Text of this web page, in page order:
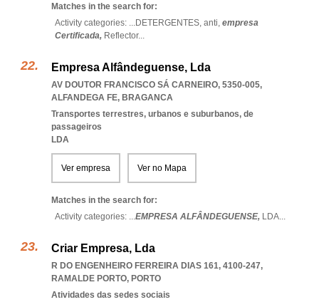
Matches in the search for:
Activity categories: ...DETERGENTES, anti, empresa
Certificada, Reflector...
Empresa Alfândeguense, Lda
AV DOUTOR FRANCISCO SÁ CARNEIRO, 5350-005,
ALFANDEGA FE, BRAGANCA
Transportes terrestres, urbanos e suburbanos, de
passageiros
LDA
Ver empresa Ver no Mapa
Matches in the search for:
Activity categories: ...EMPRESA ALFÂNDEGUENSE, LDA...
Criar Empresa, Lda
R DO ENGENHEIRO FERREIRA DIAS 161, 4100-247,
RAMALDE PORTO, PORTO
Atividades das sedes sociais